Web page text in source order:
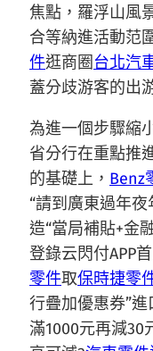
焦點，羅浮山風
合等納進活動范
件逛商圈 台北汽
蓋分歧游客的出
為進一個步驟縮
省分行在重點推
的基礎上， Benz
“請到廣東過年
造“當局補貼+金
登錄云閃付APP
零件取保時捷零
行疊加優惠券”
滿1000元再減30